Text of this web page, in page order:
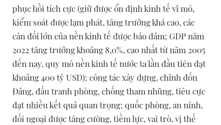
phục hồi tích cực (giữ được ổn định kinh tế vĩ mô,
kiểm soát được lạm phát, tăng trưởng khá cao, các
cân đối lớn của nền kinh tế được bảo đảm; GDP năm
2022 tăng trưởng khoảng 8,0%, cao nhất từ năm 2005
đến nay, quy mô nền kinh tế nước ta lần đầu tiên đạt
khoảng 400 tỷ USD); công tác xây dựng, chỉnh đốn
Đảng, đấu tranh phòng, chống tham nhũng, tiêu cực
đạt nhiều kết quả quan trọng; quốc phòng, an ninh,
đối ngoại được tăng cường, tiềm lực, vai trò, vị thế